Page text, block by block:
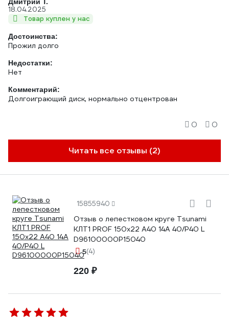
18.04.2025
Товар куплен у нас
Достоинства:
Прожил долго
Недостатки:
Нет
Комментарий:
Долгоиграющий диск, нормально отцентрован
Читать все отзывы (2)
0 0
15855940
Отзыв о лепестковом круге Tsunami
КЛТ1 PROF 150х22 А40 14А 40/Р40 L
D96100000P15040
5(4)
220 ₽